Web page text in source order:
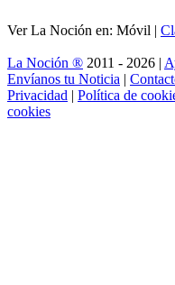
Ver La Noción en: Móvil |
La Noción ® 2011 - 2026 |
Envíanos tu Noticia |
Privacidad | Política de
cookies